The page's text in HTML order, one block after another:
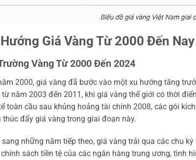
Giá Vàng Từ 2000 Đến
Vàng Từ 2000 Đến 2024
2000, giá vàng đã bước vào một xu hướng tăng
năm 2003 đến 2011, khi giá vàng thế giới có thời
toàn cầu sau khủng hoảng tài chính 2008, các gói
thúc đẩy giá vàng trong giai đoạn này.
sang những năm tiếp theo, giá vàng trải qua các chu
chính sách tiền tệ của các ngân hàng trung ương, tình